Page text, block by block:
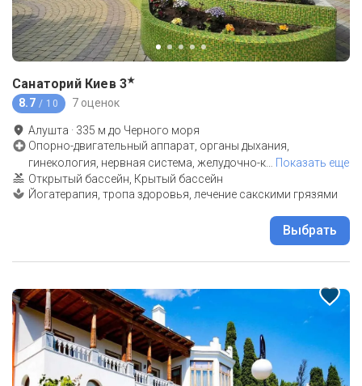
Санаторий Киев 3★
8.7 / 10 7 оценок
Алушта · 335 м до Черного моря
Опорно-двигательный аппарат, органы дыхания,
гинекология, нервная система, желудочно-к
Показать еще
Открытый бассейн, Крытый бассейн
Йогатерапия, тропа здоровья, лечение сакскими грязями
Выбрать